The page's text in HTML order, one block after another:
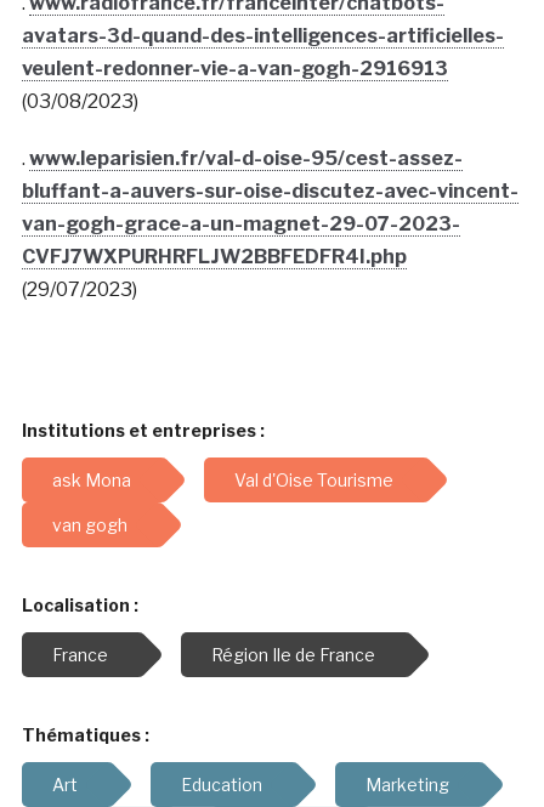
avatars-3d-quand-des-intelligences-artificielles-
veulent-redonner-vie-a-van-gogh-2916913
(03/08/2023)
. www.leparisien.fr/val-d-oise-95/cest-assez-
bluffant-a-auvers-sur-oise-discutez-avec-vincent-
van-gogh-grace-a-un-magnet-29-07-2023-
CVFJ7WXPURHRFLJW2BBFEDFR4I.php
(29/07/2023)
Institutions et entreprises :
ask Mona Val d'Oise Tourisme
van gogh
Localisation :
France Région Ile de France
Thématiques :
Art Education Marketing